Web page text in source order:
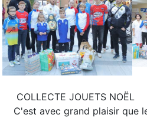
COLLECTE JOUETS NOËL
C'est avec grand plaisir que